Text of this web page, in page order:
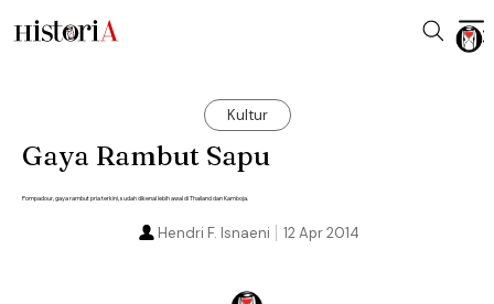
Kultur
Gaya Rambut Sapu
Pompadour, gaya rambut pria terkini, sudah dikenal lebih awal di Thailand dan Kamboja.
12 Apr 2014
Hendri F. Isnaeni